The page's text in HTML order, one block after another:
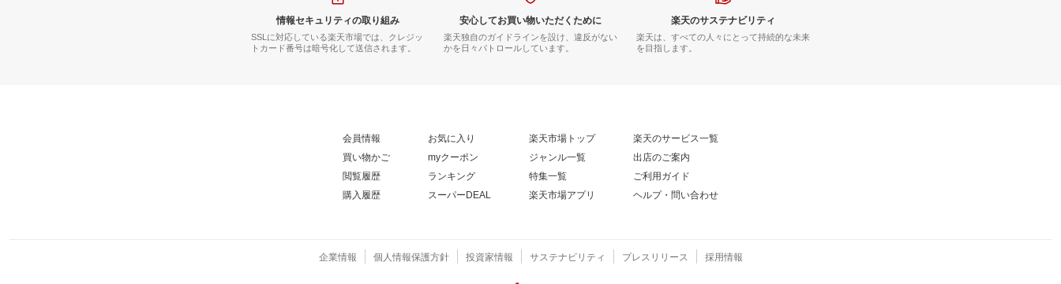
情報セキュリティの取り組み
SSLに対応している楽天市場では、クレジッ
トカード番号は暗号化して送信されます。
安心してお買い物いただくために
楽天独自のガイドラインを設け、違反がない
かを日々パトロールしています。
楽天のサステナビリティ
楽天は、すべての人々にとって持続的な未来
を目指します。
会員情報
買い物かご
閲覧履歴
購入履歴
お気に入り
myクーポン
ランキング
スーパーDEAL
楽天市場トップ
ジャンル一覧
特集一覧
楽天市場アプリ
楽天のサービス一覧
出店のご案内
ご利用ガイド
ヘルプ・問い合わせ
企業情報 個人情報保護方針 投資家情報 サステナビリティ プレスリリース 採用情報